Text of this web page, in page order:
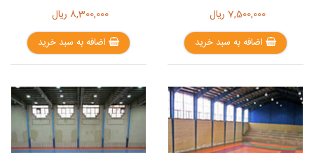
7,500,000 ریال
اضافه به سبد خرید
8,300,000 ریال
اضافه به سبد خرید